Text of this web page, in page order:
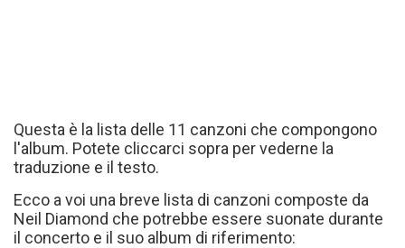
Questa è la lista delle 11 canzoni che compongono
l'album. Potete cliccarci sopra per vederne la
traduzione e il testo.
Ecco a voi una breve lista di canzoni composte da
Neil Diamond che potrebbe essere suonate durante
il concerto e il suo album di riferimento: